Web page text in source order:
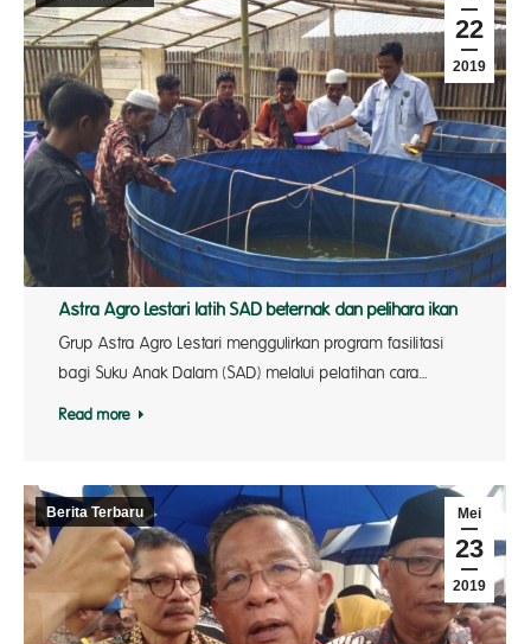
22
2019
Astra Agro Lestari latih SAD beternak dan pelihara ikan
Grup Astra Agro Lestari menggulirkan program fasilitasi
bagi Suku Anak Dalam (SAD) melalui pelatihan cara…
Read more
Mei
23
2019
Berita Terbaru